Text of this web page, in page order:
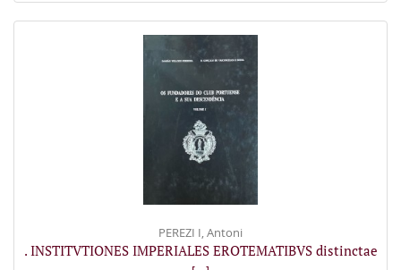
PEREZI I, Antoni
. INSTITVTIONES IMPERIALES EROTEMATIBVS distinctae